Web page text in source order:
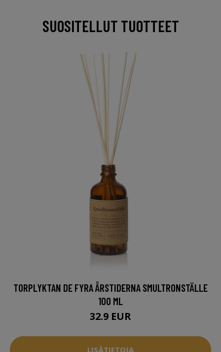
SUOSITELLUT TUOTTEET
TORPLYKTAN DE FYRA ÅRSTIDERNA SMULTRONSTÄLLE
100 ML
32.9 EUR
LISÄTIETOJA